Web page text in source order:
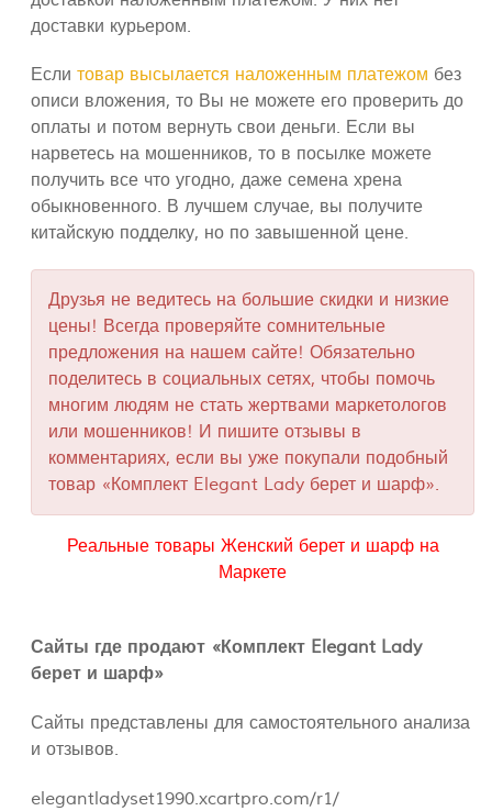
доставки курьером.
Еслитовар высылается наложенным платежом без
описи вложения, то Вы не можете его проверить до
оплаты и потом вернуть свои деньги. Если вы
нарветесь на мошенников, то в посылке можете
получить все что угодно, даже семена хрена
обыкновенного. В лучшем случае, вы получите
китайскую подделку, но по завышенной цене.
Друзья не ведитесь на большие скидки и низкие
цены! Всегда проверяйте сомнительные
предложения на нашем сайте! Обязательно
поделитесь в социальных сетях, чтобы помочь
многим людям не стать жертвами маркетологов
или мошенников! И пишите отзывы в
комментариях, если вы уже покупали подобный
товар «Комплект Elegant Lady берет и шарф».
Реальные товары Женский берет и шарф на
Маркете
Сайты где продают «Комплект Elegant Lady
берет и шарф»
Сайты представлены для самостоятельного анализа
и отзывов.
elegantladyset1990.xcartpro.com/r1/